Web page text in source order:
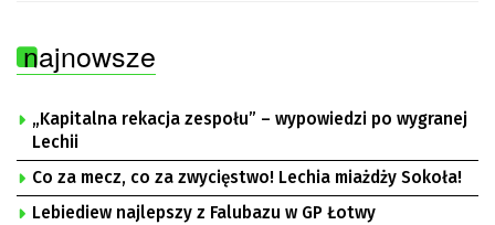
najnowsze
„Kapitalna rekacja zespołu” – wypowiedzi po wygranej
Lechii
Co za mecz, co za zwycięstwo! Lechia miażdży Sokoła!
Lebiediew najlepszy z Falubazu w GP Łotwy